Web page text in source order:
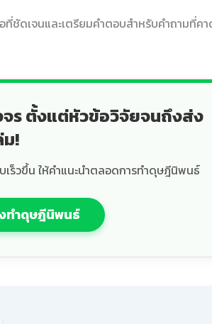
ที่ชัดเจนและเตรียมคำตอบสำหรับคำถามที่คา
ร ตั้งแต่หัวข้อวิจัยจนถึงส่ง
ม!
เร็วขึ้น ให้คำแนะนำตลอดการทำดุษฎีนิพนธ์
ทำดุษฎีนิพนธ์